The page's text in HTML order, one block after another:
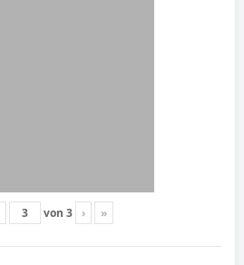
von 3 › »